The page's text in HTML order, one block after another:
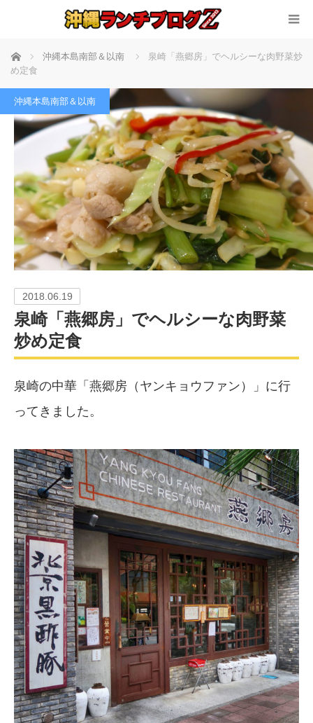
ホーム 沖縄本島南部＆以南
泉崎「燕郷房」でヘルシーな肉野菜炒
め定食
沖縄本島南部＆以南
2018.06.19
泉崎「燕郷房」でヘルシーな肉野菜
炒め定食
泉崎の中華「燕郷房（ヤンキョウファン）」に行
ってきました。